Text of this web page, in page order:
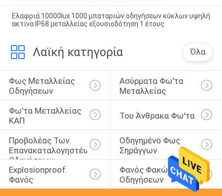
Ελαφριά 10000lux 1000 μπαταριών οδηγήσεων κύκλων υψηλή
ακτίνα IP68 μεταλλείας εξουσιοδότηση 1 έτους
Λαϊκή κατηγορία Όλα
Φως Μεταλλείας
Οδηγήσεων
Ασύρματα Φω'τα
Μεταλλείας
Φω'τα Μεταλλείας
ΚΑΠ
Του Άνθρακα Φω'τα
Προβολέας Των
Επανακαταλογηστέων
Οδηγήσεων
Οδηγημένο Φως
Σηράγγων
Explosionproof
Φανός
Φανός Φακών
Οδηγήσεων